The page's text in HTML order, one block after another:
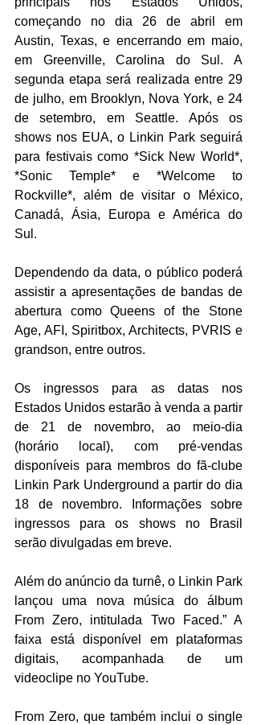
começando no dia 26 de abril em
Austin, Texas, e encerrando em maio,
em Greenville, Carolina do Sul. A
segunda etapa será realizada entre 29
de julho, em Brooklyn, Nova York, e 24
de setembro, em Seattle. Após os
shows nos EUA, o Linkin Park seguirá
para festivais como *Sick New World*,
*Sonic Temple* e *Welcome to
Rockville*, além de visitar o México,
Canadá, Ásia, Europa e América do
Sul.
Dependendo da data, o público poderá
assistir a apresentações de bandas de
abertura como Queens of the Stone
Age, AFI, Spiritbox, Architects, PVRIS e
grandson, entre outros.
Os ingressos para as datas nos
Estados Unidos estarão à venda a partir
de 21 de novembro, ao meio-dia
(horário local), com pré-vendas
disponíveis para membros do fã-clube
Linkin Park Underground a partir do dia
18 de novembro. Informações sobre
ingressos para os shows no Brasil
serão divulgadas em breve.
Além do anúncio da turnê, o Linkin Park
lançou uma nova música do álbum
From Zero, intitulada Two Faced.” A
faixa está disponível em plataformas
digitais, acompanhada de um
videoclipe no YouTube.
From Zero, que também inclui o single